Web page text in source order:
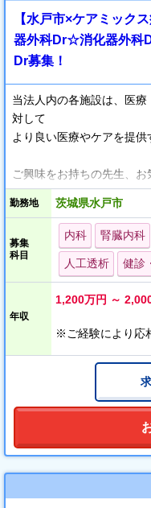
【水戸市×ケアミック
器外科Dr☆消化器外科
Dr募集！
当法人内の各施設は、医
対して
より良い医療やケアを提供
ご興味をお持ちの先生、お
・週4日～ご相談可能
・年収1,200万円～2,000万
・インセンティブあり
勤務地 茨城県水戸市
募集
科目
内科 腎臓内科
人工透析 健診
年収
1,200万円 ～
※ご経験により応